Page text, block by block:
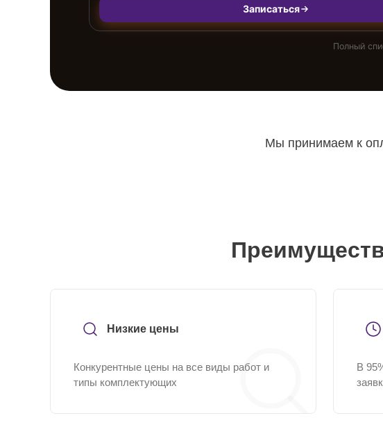
Записаться
Полный
Мы принимаем к
Низкие цены
Конкурентные цены на все виды работ и
типы комплектующих
В